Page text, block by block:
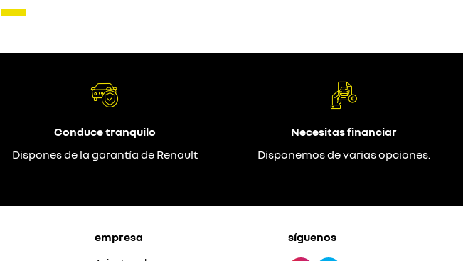
Conduce tranquilo
Dispones de la garantía de Renault
Necesitas financiar
Disponemos de varias opciones.
empresa síguenos